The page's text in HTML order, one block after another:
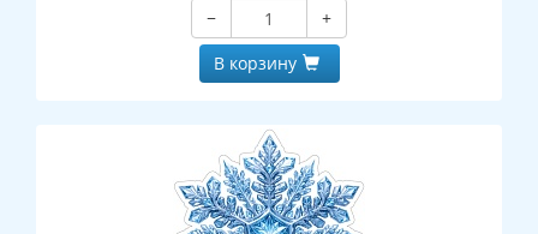
−
+
В корзину